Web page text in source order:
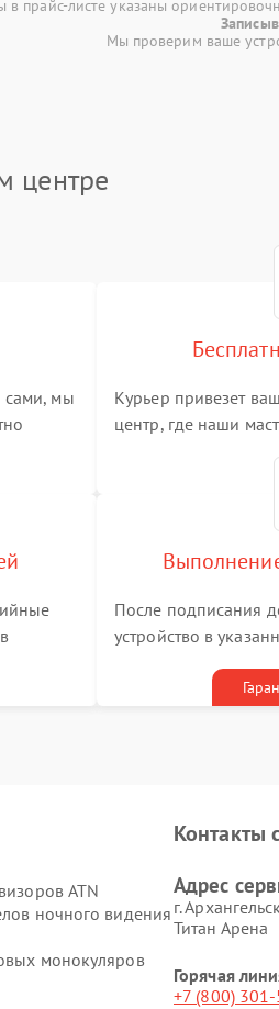
в прайс-листе указаны
Мы проверим ваше
центре
сами, мы
Курьер привезет
центр, где наши
После подписания
устройство в
талоном бесплатно
ATN
ночного видения
монокуляров
Контакты
Адрес
г.
Титан Арена
Горячая
+7 (800)